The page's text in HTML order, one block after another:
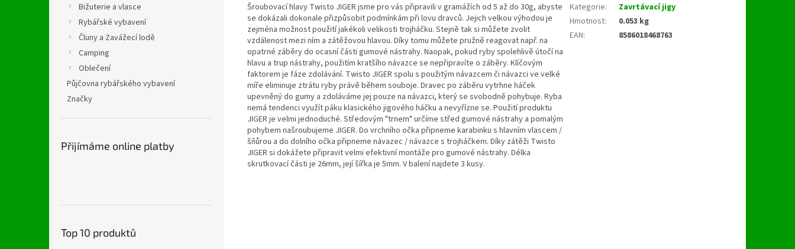
Bižuterie a vlasce
Rybářské vybavení
Čluny a Zavážecí lodě
Camping
Oblečení
Půjčovna rybářského vybavení
Značky
Přijímáme online platby
Top 10 produktů
Šroubovací hlavy Twisto JIGER jsme pro vás připravili v gramážích od 5 až do 30g, abyste
se dokázali dokonale přizpůsobit podmínkám při lovu dravců. Jejich velkou výhodou je
zejména možnost použití jakékoli velikosti trojháčku. Stejně tak si můžete zvolit
vzdálenost mezi ním a zátěžovou hlavou. Díky tomu můžete pružně reagovat např. na
opatrné záběry do ocasní části gumové nástrahy. Naopak, pokud ryby spolehlivě útočí na
hlavu a trup nástrahy, použitím kratšího návazce se nepřipravíte o záběry. Klíčovým
faktorem je fáze zdolávání. Twisto JIGER spolu s použitým návazcem či návazci ve velké
míře eliminuje ztrátu ryby právě během souboje. Dravec po záběru vytrhne háček
upevněný do gumy a zdoláváme jej pouze na návazci, který se svobodně pohybuje. Ryba
nemá tendenci využít páku klasického jigového háčku a nevyřízne se. Použití produktu
JIGER je velmi jednoduché. Středovým "trnem" určíme střed gumové nástrahy a pomalým
pohybem našroubujeme JIGER. Do vrchního očka připneme karabinku s hlavním vlascem /
šňůrou a do dolního očka připneme návazec / návazce s trojháčkem. Díky zátěži Twisto
JIGER si dokážete připravit velmi efektivní montáže pro gumové nástrahy. Délka
skrutkovací části je 26mm, její šířka je 5mm. V balení najdete 3 kusy.
Kategorie:
Zavrtávací jigy
Hmotnost:
0.053 kg
EAN: 8586018468763